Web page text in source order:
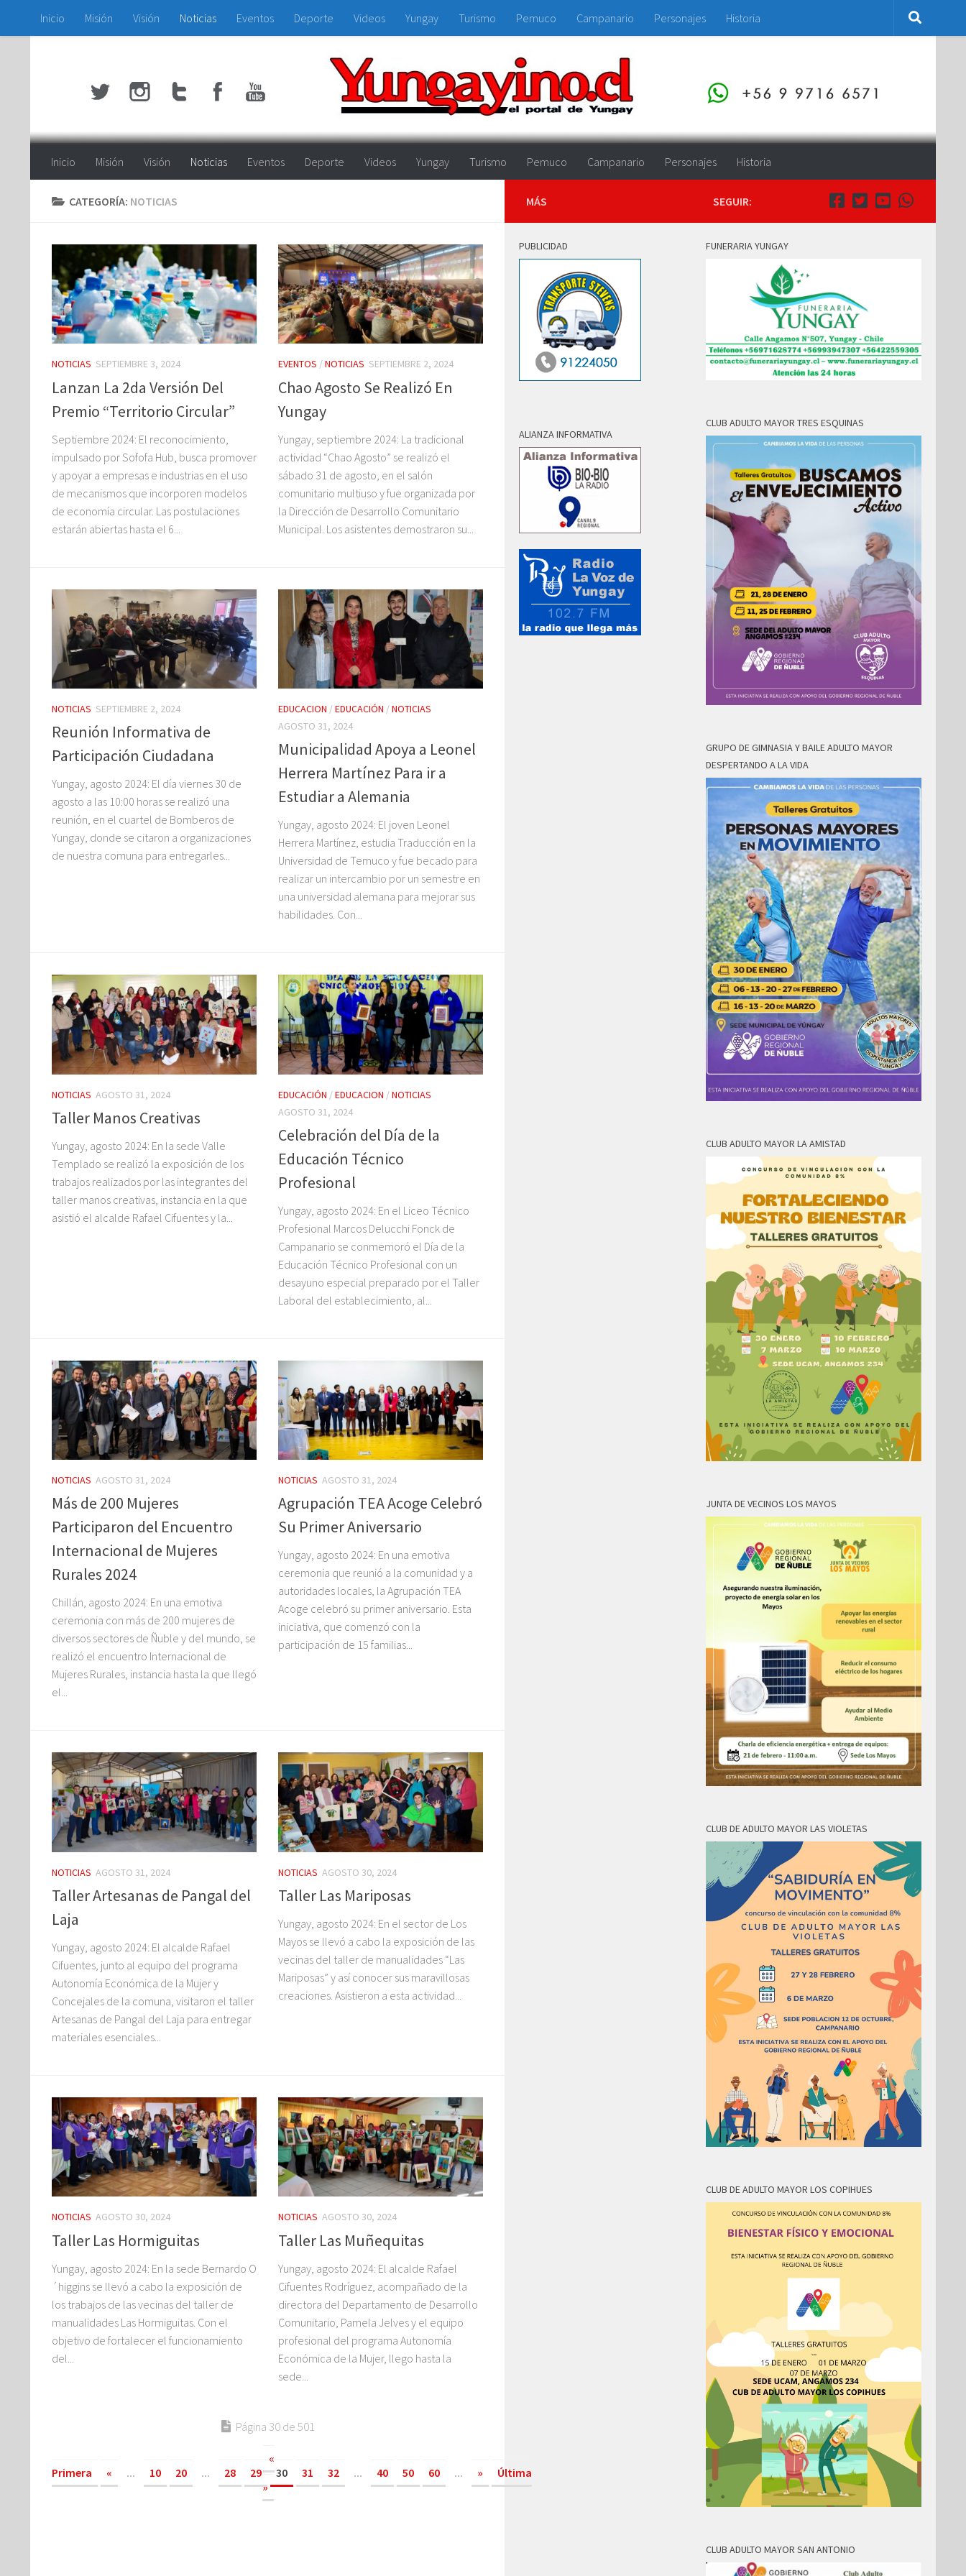
Saltar al contenido
Inicio Misión Visión Noticias Eventos Deporte Videos Yungay Turismo Pemuco Campanario Personajes Historia
Inicio Misión Visión Noticias Eventos Deporte Videos Yungay Turismo Pemuco Campanario Personajes Historia
CATEGORÍA: NOTICIAS
NOTICIAS SEPTIEMBRE 3, 2024
Lanzan La 2da Versión Del
Premio “Territorio Circular”
Septiembre 2024: El reconocimiento,
impulsado por Sofofa Hub, busca promover
y apoyar a empresas e industrias en el uso
de mecanismos que incorporen modelos
de economía circular. Las postulaciones
estarán abiertas hasta el 6...
EVENTOS /NOTICIAS SEPTIEMBRE 2, 2024
Chao Agosto Se Realizó En
Yungay
Yungay, septiembre 2024: La tradicional
actividad “Chao Agosto” se realizó el
sábado 31 de agosto, en el salón
comunitario multiuso y fue organizada por
la Dirección de Desarrollo Comunitario
Municipal. Los asistentes demostraron su...
NOTICIAS SEPTIEMBRE 2, 2024
Reunión Informativa de
Participación Ciudadana
Yungay, agosto 2024: El día viernes 30 de
agosto a las 10:00 horas se realizó una
reunión, en el cuartel de Bomberos de
Yungay, donde se citaron a organizaciones
de nuestra comuna para entregarles...
EDUCACION /EDUCACIÓN /NOTICIAS
AGOSTO 31, 2024
Municipalidad Apoya a Leonel
Herrera Martínez Para ir a
Estudiar a Alemania
Yungay, agosto 2024: El joven Leonel
Herrera Martínez, estudia Traducción en la
Universidad de Temuco y fue becado para
realizar un intercambio por un semestre en
una universidad alemana para mejorar sus
habilidades. Con...
NOTICIAS AGOSTO 31, 2024
Taller Manos Creativas
Yungay, agosto 2024: En la sede Valle
Templado se realizó la exposición de los
trabajos realizados por las integrantes del
taller manos creativas, instancia en la que
asistió el alcalde Rafael Cifuentes y la...
EDUCACIÓN /EDUCACION /NOTICIAS
AGOSTO 31, 2024
Celebración del Día de la
Educación Técnico
Profesional
Yungay, agosto 2024: En el Liceo Técnico
Profesional Marcos Delucchi Fonck de
Campanario se conmemoró el Día de la
Educación Técnico Profesional con un
desayuno especial preparado por el Taller
Laboral del establecimiento, al...
NOTICIAS AGOSTO 31, 2024
Más de 200 Mujeres
Participaron del Encuentro
Internacional de Mujeres
Rurales 2024
Chillán, agosto 2024: En una emotiva
ceremonia con más de 200 mujeres de
diversos sectores de Ñuble y del mundo, se
realizó el encuentro Internacional de
Mujeres Rurales, instancia hasta la que llegó
el...
NOTICIAS AGOSTO 31, 2024
Agrupación TEA Acoge Celebró
Su Primer Aniversario
Yungay, agosto 2024: En una emotiva
ceremonia que reunió a la comunidad y a
autoridades locales, la Agrupación TEA
Acoge celebró su primer aniversario. Esta
iniciativa, que comenzó con la
participación de 15 familias...
NOTICIAS AGOSTO 31, 2024
Taller Artesanas de Pangal del
Laja
Yungay, agosto 2024: El alcalde Rafael
Cifuentes, junto al equipo del programa
Autonomía Económica de la Mujer y
Concejales de la comuna, visitaron el taller
Artesanas de Pangal del Laja para entregar
materiales esenciales...
NOTICIAS AGOSTO 30, 2024
Taller Las Mariposas
Yungay, agosto 2024: En el sector de Los
Mayos se llevó a cabo la exposición de las
vecinas del taller de manualidades “Las
Mariposas” y así conocer sus maravillosas
creaciones. Asistieron a esta actividad...
NOTICIAS AGOSTO 30, 2024
Taller Las Hormiguitas
Yungay, agosto 2024: En la sede Bernardo O
´higgins se llevó a cabo la exposición de
los trabajos de las vecinas del taller de
manualidades Las Hormiguitas. Con el
objetivo de fortalecer el funcionamiento
del...
NOTICIAS AGOSTO 30, 2024
Taller Las Muñequitas
Yungay, agosto 2024: El alcalde Rafael
Cifuentes Rodríguez, acompañado de la
directora del Departamento de Desarrollo
Comunitario, Pamela Jelves y el equipo
profesional del programa Autonomía
Económica de la Mujer, llego hasta la
sede...
Página 30 de 501
«
Primera
« ... 10 20 ... 28 29 30 31 32 ... 40 50 60 ... »
Última
»
SEGUIR:
FUNERARIA YUNGAY
CLUB ADULTO MAYOR TRES ESQUINAS
GRUPO DE GIMNASIA Y BAILE ADULTO MAYOR
DESPERTANDO A LA VIDA
CLUB ADULTO MAYOR LA AMISTAD
JUNTA DE VECINOS LOS MAYOS
CLUB DE ADULTO MAYOR LAS VIOLETAS
CLUB DE ADULTO MAYOR LOS COPIHUES
CLUB ADULTO MAYOR SAN ANTONIO
MÁS
PUBLICIDAD
ALIANZA INFORMATIVA